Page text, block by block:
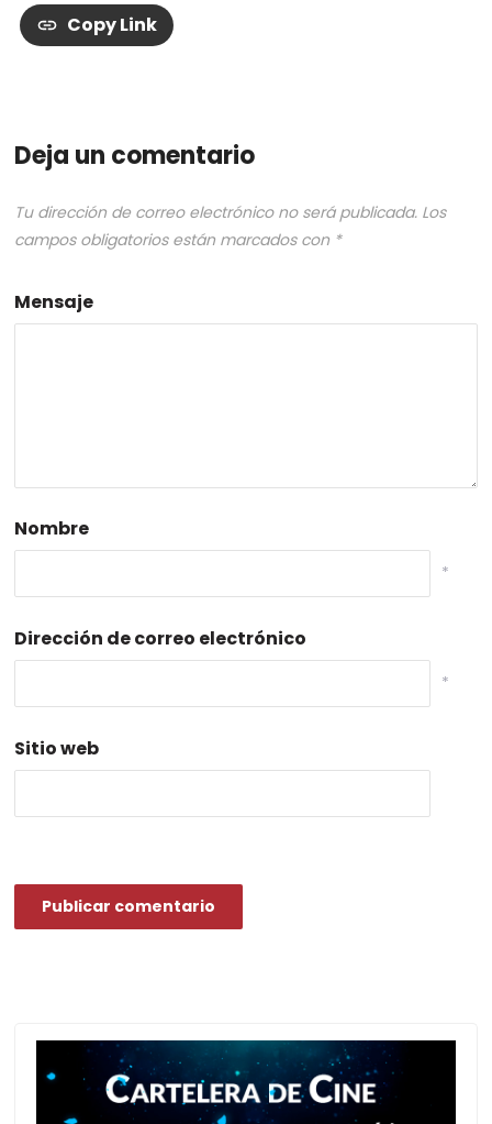
Copy Link
Deja un comentario
Tu dirección de correo electrónico no será publicada. Los
campos obligatorios están marcados con *
Mensaje
Nombre
*
Dirección de correo electrónico
*
Sitio web